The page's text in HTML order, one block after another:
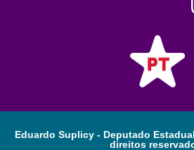
Eduardo Suplicy - Deputado
direitos